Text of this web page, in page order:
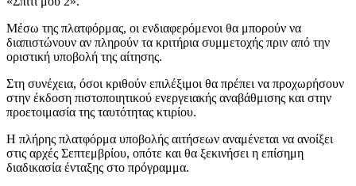
Μέσω της πλατφόρμας, οι ενδιαφερόμενοι θα μπορούν να
διαπιστώνουν αν πληρούν τα κριτήρια συμμετοχής πριν από την
οριστική υποβολή της αίτησης.
Στη συνέχεια, όσοι κριθούν επιλέξιμοι θα πρέπει να προχωρήσουν
στην έκδοση πιστοποιητικού ενεργειακής αναβάθμισης και στην
προετοιμασία της ταυτότητας κτιρίου.
Η πλήρης πλατφόρμα υποβολής αιτήσεων αναμένεται να ανοίξει
στις αρχές Σεπτεμβρίου, οπότε και θα ξεκινήσει η επίσημη
διαδικασία ένταξης στο πρόγραμμα.